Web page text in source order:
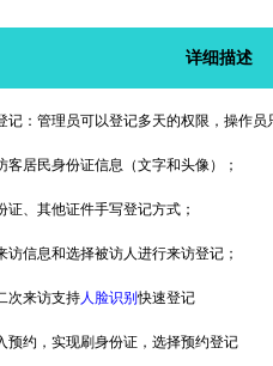
详细描述
记：管理员可以登记多天的权限，操作员
客居民身份证信息（文字和头像）；
证、其他证件手写登记方式；
访信息和选择被访人进行来访登记 ；
次来访支持人脸识别快速登记
预约，实现刷身份证，选择预约登记